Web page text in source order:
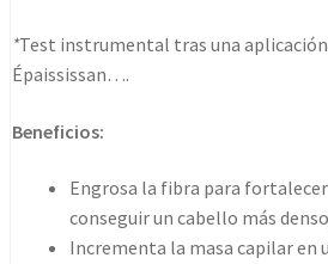
Récupérateur
D‘épaisseur
cantidad
*Test instrumental tras una aplicación
Épaississan….
Beneficios:
Engrosa la fibra para
conseguir un cabello más
Incrementa la masa capilar en